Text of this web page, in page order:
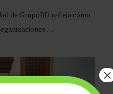
de GrupoBD refleja cómo
…
×